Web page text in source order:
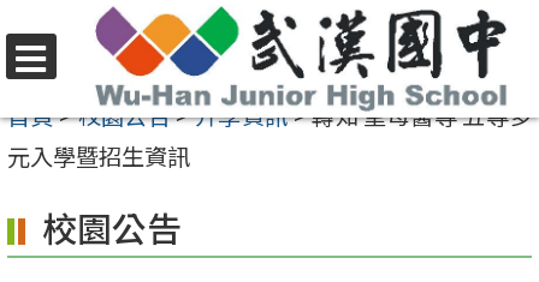
至
要
容
區
選
單
首頁>校園公告>升學資訊>轉知 聖母醫專 五專多
元入學暨招生資訊
校園公告